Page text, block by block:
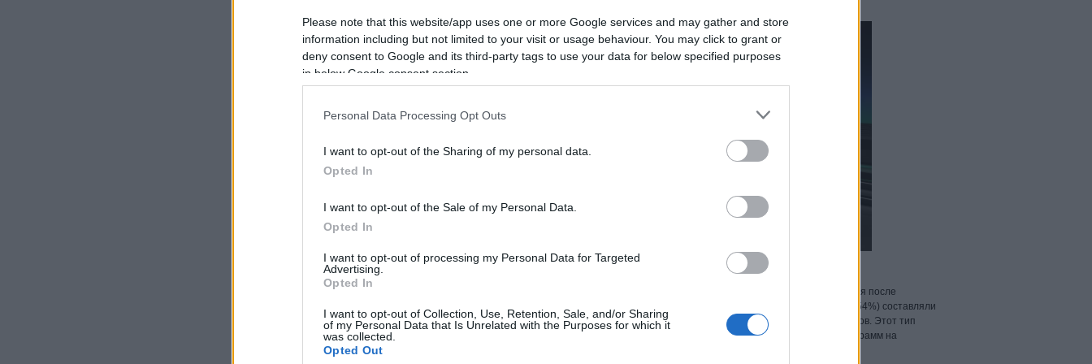
Please note that this website/app uses one or more Google services and may gather and store
information including but not limited to your visit or usage behaviour. You may click to grant or
deny consent to Google and its third-party tags to use your data for below specified purposes
in below Google consent section.
Personal Data Processing Opt Outs
I want to opt-out of the Sharing of my personal data.
Opted In
I want to opt-out of the Sale of my Personal Data.
Opted In
I want to opt-out of processing my Personal Data for Targeted
Advertising.
Opted In
I want to opt-out of Collection, Use, Retention, Sale, and/or Sharing
of my Personal Data that Is Unrelated with the Purposes for which it
was collected.
Opted Out
Количество обнаруженных червей, которые могут самовоспроизводиться и самостоятельно распространяться после
проникновения в систему, увеличилось на 117,5%, вирусов — на 27%. Более половины обнаруженных угроз (54%) составляли
неспецифические троянцы. При этом в 2021 году на 2,24% выросло количество троянских программ-дропперов. Этот тип
зловредов особенно опасен, поскольку предназначен для доставки других, более сложных вредоносных программ на
устройство жертвы.